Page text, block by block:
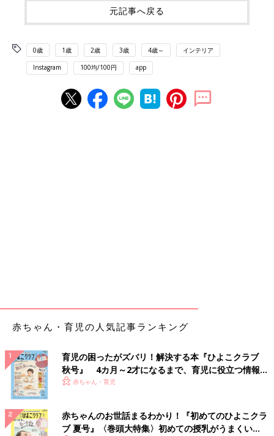
元記事へ戻る
0歳 1歳 2歳 3歳 4歳～ インテリア
Instagram 100均/100円 app
赤ちゃん・育児の人気記事ランキング
育児の困ったがズバリ！解決する本『ひよこクラブ
秋号』 4カ月～2才になるまで、育児に役立つ情報が
いっぱい！
赤ちゃん・育児
赤ちゃんのお世話まるわかり！『初めてのひよこクラ
ブ 夏号』〈巻頭大特集〉初めての授乳がうまくい